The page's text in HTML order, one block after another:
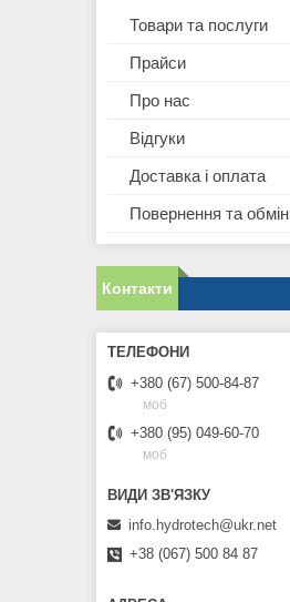
Товари та послуги
Прайси
Про нас
Відгуки
Доставка і оплата
Повернення та обмін
Контакти
+380 (67) 500-84-87
моб
+380 (95) 049-60-70
моб
info.hydrotech@ukr.net
+38 (067) 500 84 87